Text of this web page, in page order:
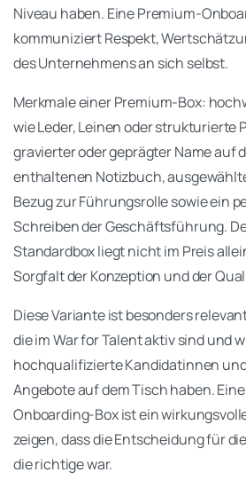
Niveau haben. Eine Premium-
kommuniziert Respekt,
des Unternehmens an sich selbst.
Merkmale einer Premium-Box:
wie Leder, Leinen oder strukturierte
gravierter oder geprägter Name auf
enthaltenen Notizbuch,
Bezug zur Führungsrolle sowie ein
Schreiben der Geschäftsführung.
Standardbox liegt nicht im Preis
Sorgfalt der Konzeption und der
Diese Variante ist besonders
die im War for Talent aktiv sind und
hochqualifizierte Kandidatinnen
Angebote auf dem Tisch haben.
Onboarding-Box ist ein
zeigen, dass die Entscheidung für
die richtige war.